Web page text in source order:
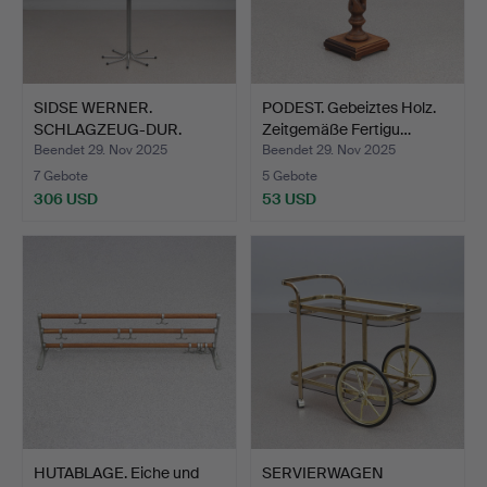
SIDSE WERNER.
SCHLAGZEUG-DUR.
Verchromtes …
Beendet 29. Nov 2025
7 Gebote
306 USD
PODEST. Gebeiztes Holz.
Zeitgemäße Fertigu…
Beendet 29. Nov 2025
5 Gebote
53 USD
HUTABLAGE. Eiche und
SERVIERWAGEN